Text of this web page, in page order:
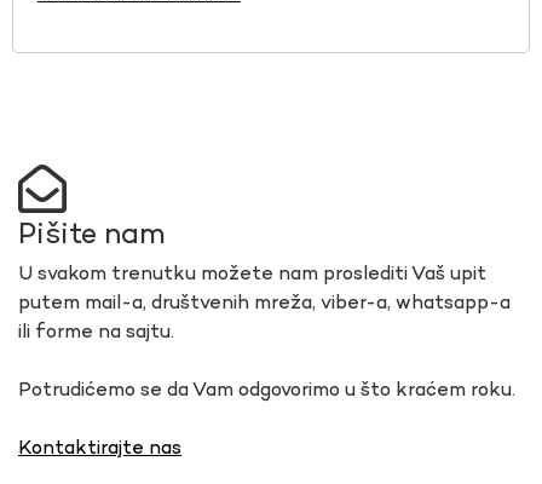
Pišite nam
U svakom trenutku možete nam proslediti Vaš upit
putem mail-a, društvenih mreža, viber-a, whatsapp-a
ili forme na sajtu.
Potrudićemo se da Vam odgovorimo u što kraćem roku.
Kontaktirajte nas